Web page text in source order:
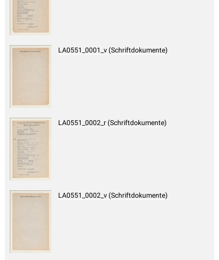
LA0551_0001_v (Schriftdokumente)
LA0551_0002_r (Schriftdokumente)
LA0551_0002_v (Schriftdokumente)